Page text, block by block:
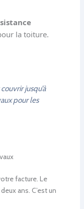
la toiture.
jusqu’à
pour les
facture. Le
ans. C’est un